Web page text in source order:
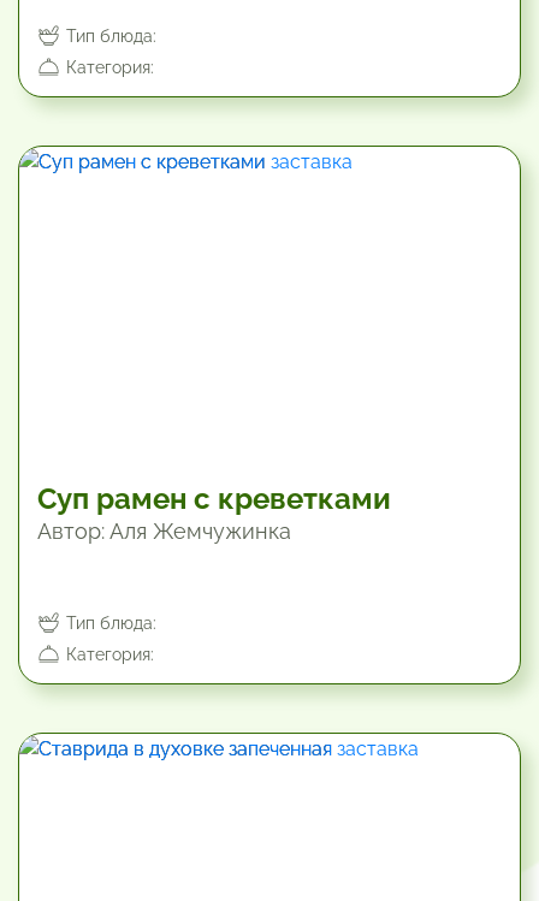
Тип блюда:
Категория:
Суп рамен с креветками
Автор: Аля Жемчужинка
Тип блюда:
Категория: